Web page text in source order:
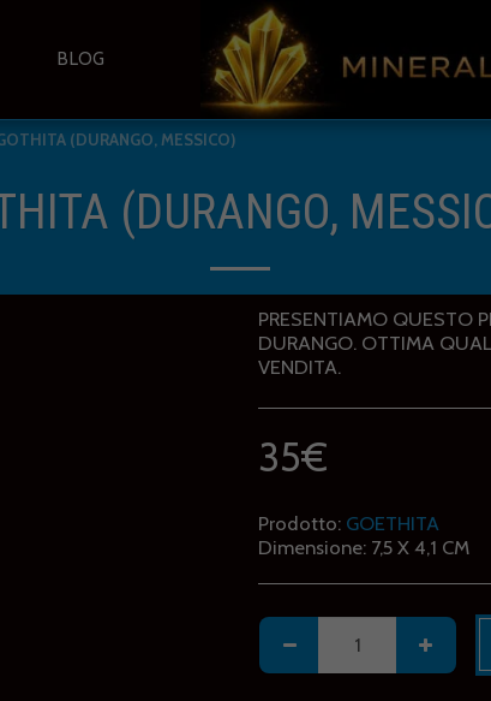
BLOG
(DURANGO, MESSICO)
(DURANGO,
PRESENTIAMO QUESTO
DURANGO. OTTIMA
VENDITA.
35€
Prodotto: GOETHITA
Dimensione: 7,5 X 4,1 CM